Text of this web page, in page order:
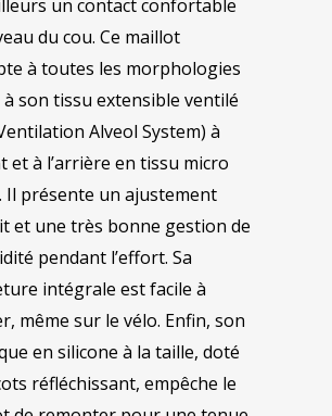
un contact confortable
du cou. Ce maillot
à toutes les morphologies
à son tissu extensible ventilé
Alveol System) à
et à l’arrière en tissu micro
Il présente un ajustement
et une très bonne gestion de
pendant l’effort. Sa
intégrale est facile à
même sur le vélo. Enfin, son
en silicone à la taille, doté
réfléchissant, empêche le